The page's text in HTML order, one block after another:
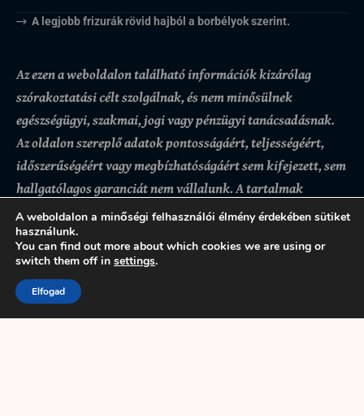
A legjobb frizurák rövid hajból a borbélyok szerint.
Az ezen a weboldalon található információk kizárólag
szórakoztatási célt szolgálnak, és nem minősülnek
egészségügyi, szakmai, jogi vagy pénzügyi tanácsadásnak.
Az oldalon szereplő adatok pontosságáért, teljességéért,
időszerűségéért vagy megbízhatóságáért sem kifejezett, sem
hallgatólagos garanciát nem vállalunk.A tartalmak
felhasználása kizárólag a látogató saját felelősségére
történik, az ezekre alapozott döntésekért vagy
következményekért az oldal üzemeltetője nem felel. Bár
igyekszünk pontos és naprakész információkat biztosítani,
előfordulhatnak hibák vagy hiányosságok.
használatával a felhasználó tudomásul veszi és elfogadja,
A weboldalon a minőségi felhasználói élmény érdekében sütiket
használunk.
You can find out more about which cookies we are using or
switch them off in settings.
Elfogad